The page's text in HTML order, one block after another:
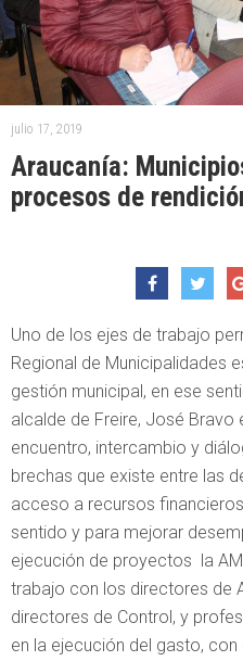
julio 17, 2019
Araucanía:
procesos de
Uno de los ejes de trabajo
Regional de Municipalidades
gestión municipal, en ese
alcalde de Freire, José Bravo
encuentro, intercambio y
brechas que existe entre las
acceso a recursos
sentido y para mejorar
ejecución de proyectos la
trabajo con los directores de
directores de Control, y
en la ejecución del gasto,